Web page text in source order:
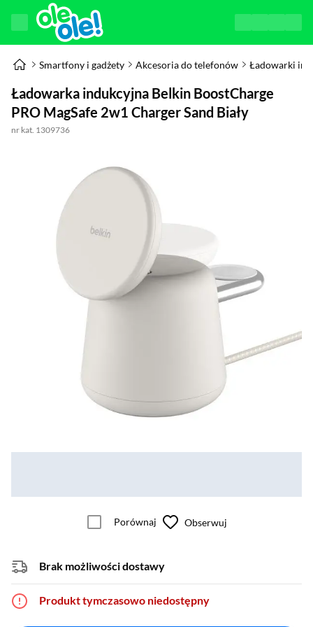
Smartfony i gadżety Akcesoria do telefonów Ładowarki
Ładowarka indukcyjna Belkin BoostCharge
PRO MagSafe 2w1 Charger Sand Biały
nr kat. 1309736
Porównaj Obserwuj
Brak możliwości dostawy
Produkt tymczasowo niedostępny